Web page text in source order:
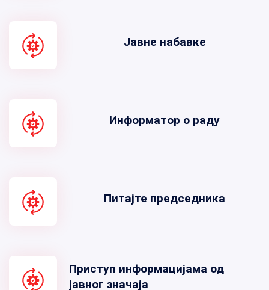
Јавне набавке
Информатор о раду
Питајте председника
Приступ информацијама од
јавног значаја